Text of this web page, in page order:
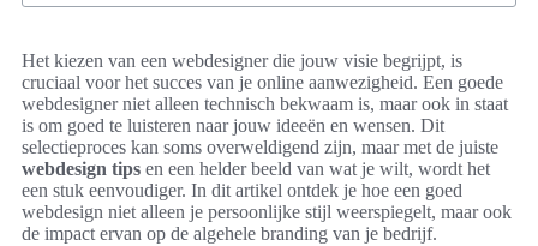
Het kiezen van een webdesigner die jouw visie begrijpt, is
cruciaal voor het succes van je online aanwezigheid. Een goede
webdesigner niet alleen technisch bekwaam is, maar ook in staat
is om goed te luisteren naar jouw ideeën en wensen. Dit
selectieproces kan soms overweldigend zijn, maar met de juiste
webdesign tips en een helder beeld van wat je wilt, wordt het
een stuk eenvoudiger. In dit artikel ontdek je hoe een goed
webdesign niet alleen je persoonlijke stijl weerspiegelt, maar ook
de impact ervan op de algehele branding van je bedrijf.